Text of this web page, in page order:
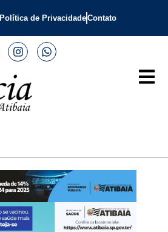
Política de PrivacidadeContato